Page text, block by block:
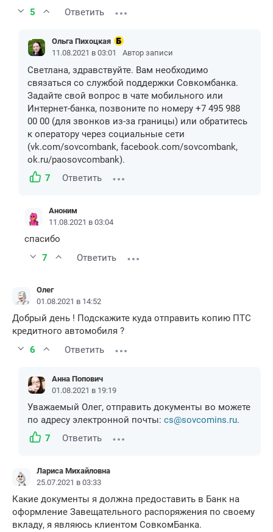
5
Ответить
Ольга Пихоцкая
11.08.2021 в 03:01
Автор записи
Светлана, здравствуйте. Вам необходимо
связаться со службой поддержки Совкомбанка.
Задайте свой вопрос в чате мобильного или
Интернет-банка, позвоните по номеру +7 495 988
00 00 (для звонков из-за границы) или обратитесь
к оператору через социальные сети
(vk.com/sovcombank, facebook.com/sovcombank,
ok.ru/paosovcombank).
7
Ответить
Аноним
11.08.2021 в 03:04
спасибо
7
Ответить
Олег
01.08.2021 в 14:52
Добрый день ! Подскажите куда отправить копию ПТС
кредитного автомобиля ?
6
Ответить
Анна Попович
01.08.2021 в 19:19
Уважаемый Олег, отправить документы во можете
по адресу электронной почты: cs@sovcomins.ru.
7
Ответить
Лариса Михайловна
25.07.2021 в 03:33
Какие документы я должна предоставить в Банк на
оформление Завещательного распоряжения по своему
вкладу, я являюсь клиентом СовкомБанка.